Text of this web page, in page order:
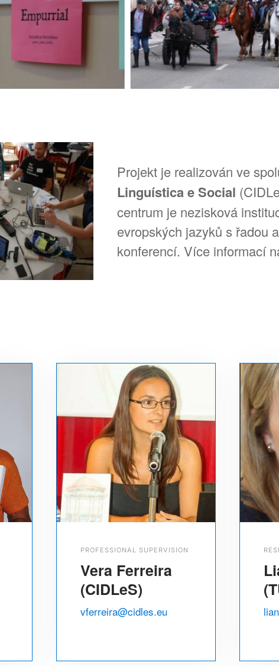
Projekt je realizován ve
Linguística e Social
centrum je nezisková
evropských jazyků s řadou
konferencí. Více informací
PROFESSIONAL SUPERVISION
Vera Ferreira
(CIDLeS)
vferreira@cidles.eu